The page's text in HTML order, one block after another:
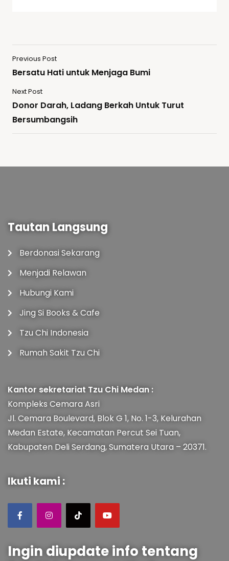
Previous Post
Bersatu Hati untuk Menjaga Bumi
Next Post
Donor Darah, Ladang Berkah Untuk Turut
Bersumbangsih
Tautan Langsung
Berdonasi Sekarang
Menjadi Relawan
Hubungi Kami
Jing Si Books & Cafe
Tzu Chi Indonesia
Rumah Sakit Tzu Chi
Kantor sekretariat Tzu Chi Medan :
Kompleks Cemara Asri
Jl. Cemara Boulevard, Blok G 1, No. 1-3, Kelurahan
Medan Estate, Kecamatan Percut Sei Tuan,
Kabupaten Deli Serdang, Sumatera Utara – 20371.
Ikuti kami :
Ingin diupdate info tentang